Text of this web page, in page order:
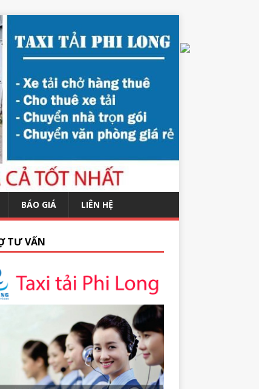
BÁO GIÁ LIÊN HỆ
TƯ VẤN